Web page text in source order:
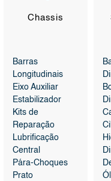
Chassis
Barras
Longitudinais
Eixo Auxiliar
Estabilizador
Kits de
Reparação
Lubrificação
Central
Pára-Choques
Prato